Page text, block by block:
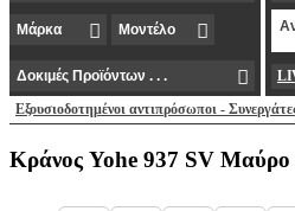
Εξουσιοδοτημένοι αντιπρόσωποι -
Κράνος Yohe 937 SV